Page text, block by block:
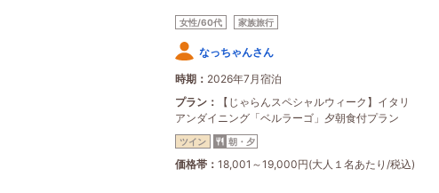
女性/60代 家族旅行
なっちゃんさん
時期
2026年7月宿泊
プラン
【じゃらんスペシャルウィーク】イタリ
アンダイニング「ベルラーゴ」夕朝食付プラン
ツイン 朝・夕
価格帯 18,001～19,000円(大人１名あたり/税込)